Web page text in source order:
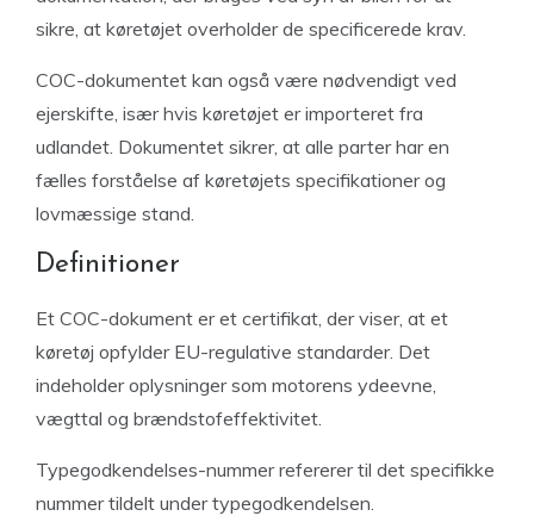
sikre, at køretøjet overholder de specificerede krav.
COC-dokumentet kan også være nødvendigt ved
ejerskifte, især hvis køretøjet er importeret fra
udlandet. Dokumentet sikrer, at alle parter har en
fælles forståelse af køretøjets specifikationer og
lovmæssige stand.
Definitioner
Et COC-dokument er et certifikat, der viser, at et
køretøj opfylder EU-regulative standarder. Det
indeholder oplysninger som motorens ydeevne,
vægttal og brændstofeffektivitet.
Typegodkendelses-nummer refererer til det specifikke
nummer tildelt under typegodkendelsen.